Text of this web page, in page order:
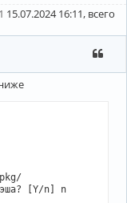
15.07.2024 16:11, всего
[Y/n] n